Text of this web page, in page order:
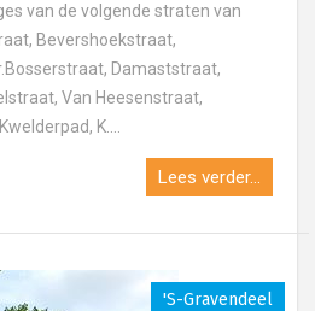
van de volgende straten van
Bevershoekstraat,
Damaststraat,
Van Heesenstraat,
K....
Lees verder...
's-Gravendeel